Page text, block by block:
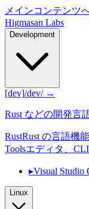
メインコンテンツ
Higmasan Labs
Development
[dev]/dev/ →
Rust などの開発言
RustRust の言語機
Toolsエディタ、
▸Visual Studio
Linux